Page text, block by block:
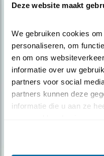
Deze website maakt
We gebruiken cookies
personaliseren, om
en om ons
informatie over uw
partners voor social
partners kunnen deze
informatie die u aan ze